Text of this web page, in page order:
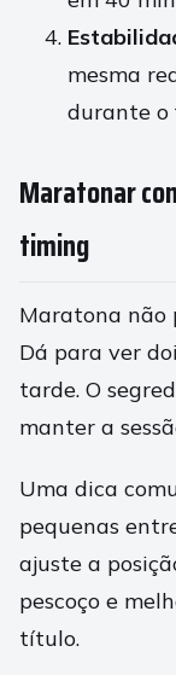
mesma
durante o
Maratonar
timing
Maratona não
Dá para ver
tarde. O
manter a
Uma dica
pequenas
ajuste a
pescoço e
título.